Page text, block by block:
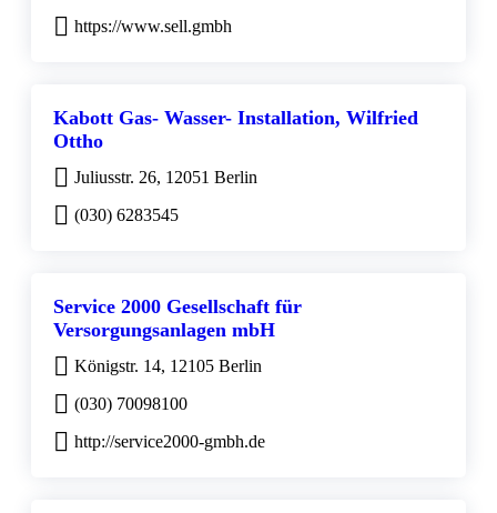
https://www.sell.gmbh
Kabott Gas- Wasser- Installation, Wilfried
Ottho
Juliusstr. 26, 12051 Berlin
(030) 6283545
Service 2000 Gesellschaft für
Versorgungsanlagen mbH
Königstr. 14, 12105 Berlin
(030) 70098100
http://service2000-gmbh.de